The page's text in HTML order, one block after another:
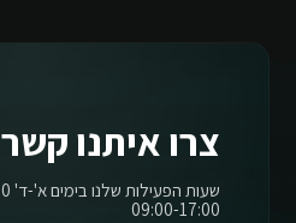
צרו איתנו קשר
09:00-17:00